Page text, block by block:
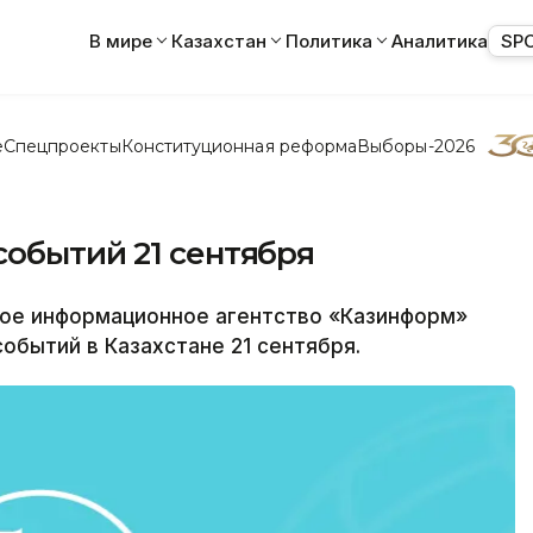
В мире Казахстан Политика Аналитика
СпецпроектыКонституционная реформаВыборы-2026
21 сентября
агентство «Казинформ»
в Казахстане 21 сентября.